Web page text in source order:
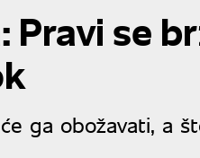
se
ga obožavati, a